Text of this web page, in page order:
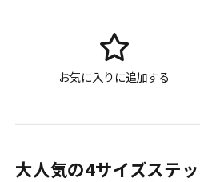
お気に入りに追加する
大人気の4サイズステ